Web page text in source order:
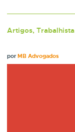
Artigos, Trabalhista
porMB Advogados